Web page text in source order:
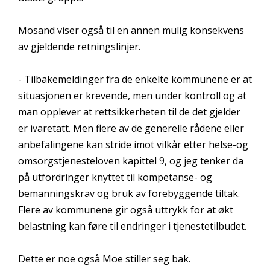
Mosand viser også til en annen mulig konsekvens
av gjeldende retningslinjer.
- Tilbakemeldinger fra de enkelte kommunene er at
situasjonen er krevende, men under kontroll og at
man opplever at rettsikkerheten til de det gjelder
er ivaretatt. Men flere av de generelle rådene eller
anbefalingene kan stride imot vilkår etter helse-og
omsorgstjenesteloven kapittel 9, og jeg tenker da
på utfordringer knyttet til kompetanse- og
bemanningskrav og bruk av forebyggende tiltak.
Flere av kommunene gir også uttrykk for at økt
belastning kan føre til endringer i tjenestetilbudet.
Dette er noe også Moe stiller seg bak.